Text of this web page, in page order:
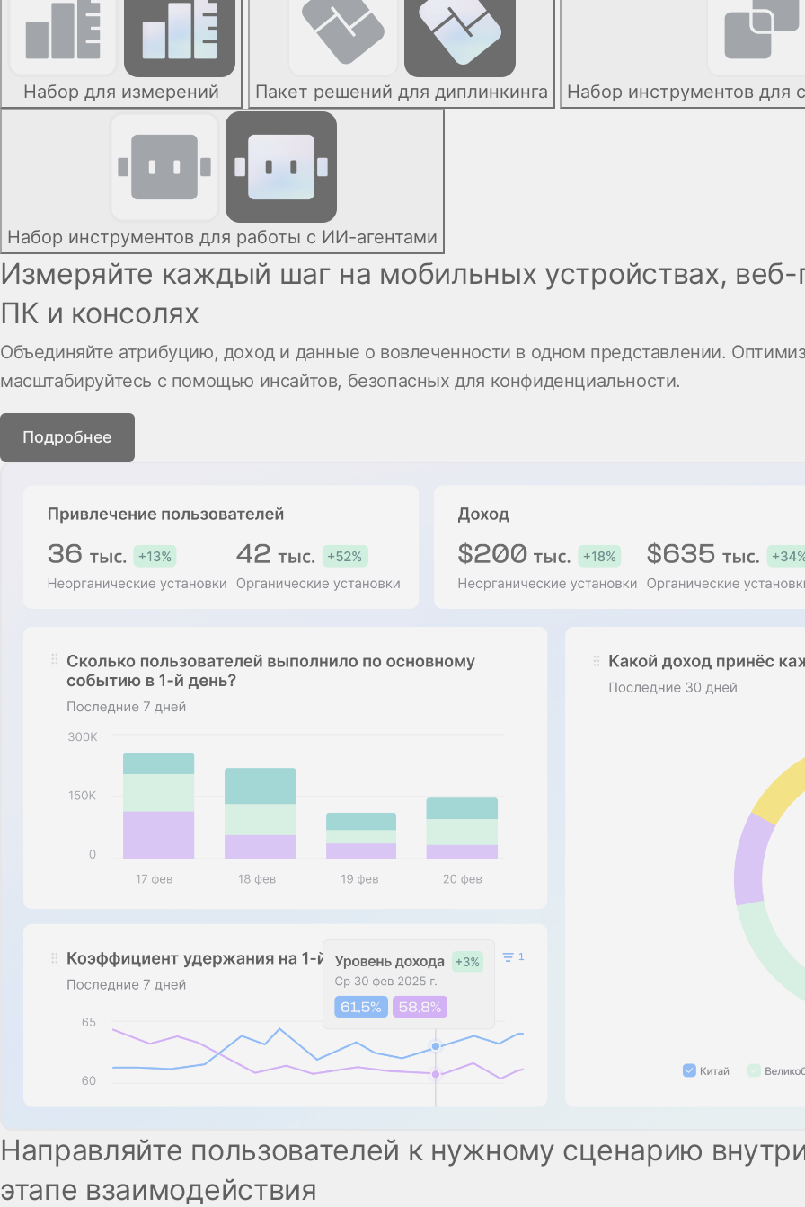
Набор для измерений Пакет решений для диплинкинга Набор инструментов для
Набор инструментов для работы с ИИ-агентами
Измеряйте каждый шаг на мобильных устройствах,
ПК и консолях
Объединяйте атрибуцию, доход и данные о вовлеченности в одном представлении.
масштабируйтесь с помощью инсайтов, безопасных для конфиденциальности.
Подробнее
Направляйте пользователей к нужному сценарию
этапе взаимодействия